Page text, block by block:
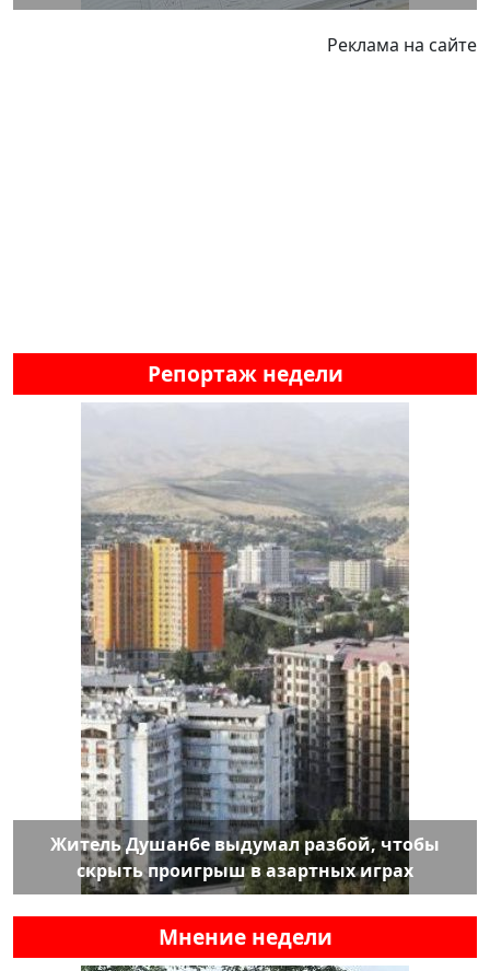
Реклама на сайте
Репортаж недели
Житель Душанбе выдумал разбой, чтобы
скрыть проигрыш в азартных играх
Мнение недели